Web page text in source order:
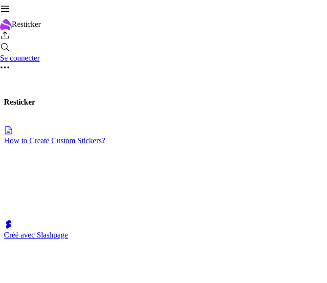
Resticker
Se connecter
Resticker
How to Create Custom Stickers?
Créé avec Slashpage